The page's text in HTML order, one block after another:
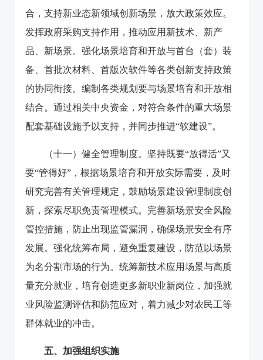
合，支持新业态新领域创新场景，放大政策效应。
发挥政府采购支持作用，推动应用新技术、新产
品、新场景。强化场景培育和开放与首台（套）装
备、首批次材料、首版次软件等各类创新支持政策
的协同衔接。编制各类规划要与场景培育和开放相
结合。通过相关中央资金，对符合条件的重大场景
配套基础设施予以支持，并同步推进“软建设”。
（十一）健全管理制度。坚持既要“放得活”又
要“管得好”，根据场景培育和开放实际需要，及时
研究完善有关管理规定，鼓励场景建设管理制度创
新，探索尽职免责管理模式。完善新场景安全风险
管控措施，防止出现监管漏洞，确保场景安全有序
发展。强化统筹布局，避免重复建设，防范以场景
为名分割市场的行为。统筹新技术应用场景与高质
量充分就业，培育创造更多新职业新岗位，加强就
业风险监测评估和防范应对，着力减少对农民工等
群体就业的冲击。
五、加强组织实施